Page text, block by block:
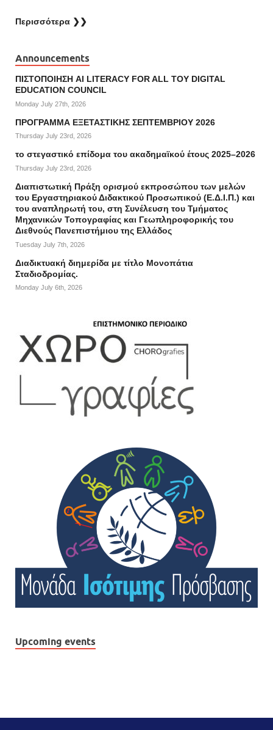
Περισσότερα ❯❯
Announcements
ΠΙΣΤΟΠΟΙΗΣΗ AI LITERACY FOR ALL ΤΟΥ DIGITAL
EDUCATION COUNCIL
Monday July 27th, 2026
ΠΡΟΓΡΑΜΜΑ ΕΞΕΤΑΣΤΙΚΗΣ ΣΕΠΤΕΜΒΡΙΟΥ 2026
Thursday July 23rd, 2026
το στεγαστικό επίδομα του ακαδημαϊκού έτους 2025–2026
Thursday July 23rd, 2026
Διαπιστωτική Πράξη ορισμού εκπροσώπου των μελών
του Εργαστηριακού Διδακτικού Προσωπικού (Ε.Δ.Ι.Π.) και
του αναπληρωτή του, στη Συνέλευση του Τμήματος
Μηχανικών Τοπογραφίας και Γεωπληροφορικής του
Διεθνούς Πανεπιστήμιου της Ελλάδος
Tuesday July 7th, 2026
Διαδικτυακή διημερίδα με τίτλο Μονοπάτια
Σταδιοδρομίας.
Monday July 6th, 2026
Upcoming events